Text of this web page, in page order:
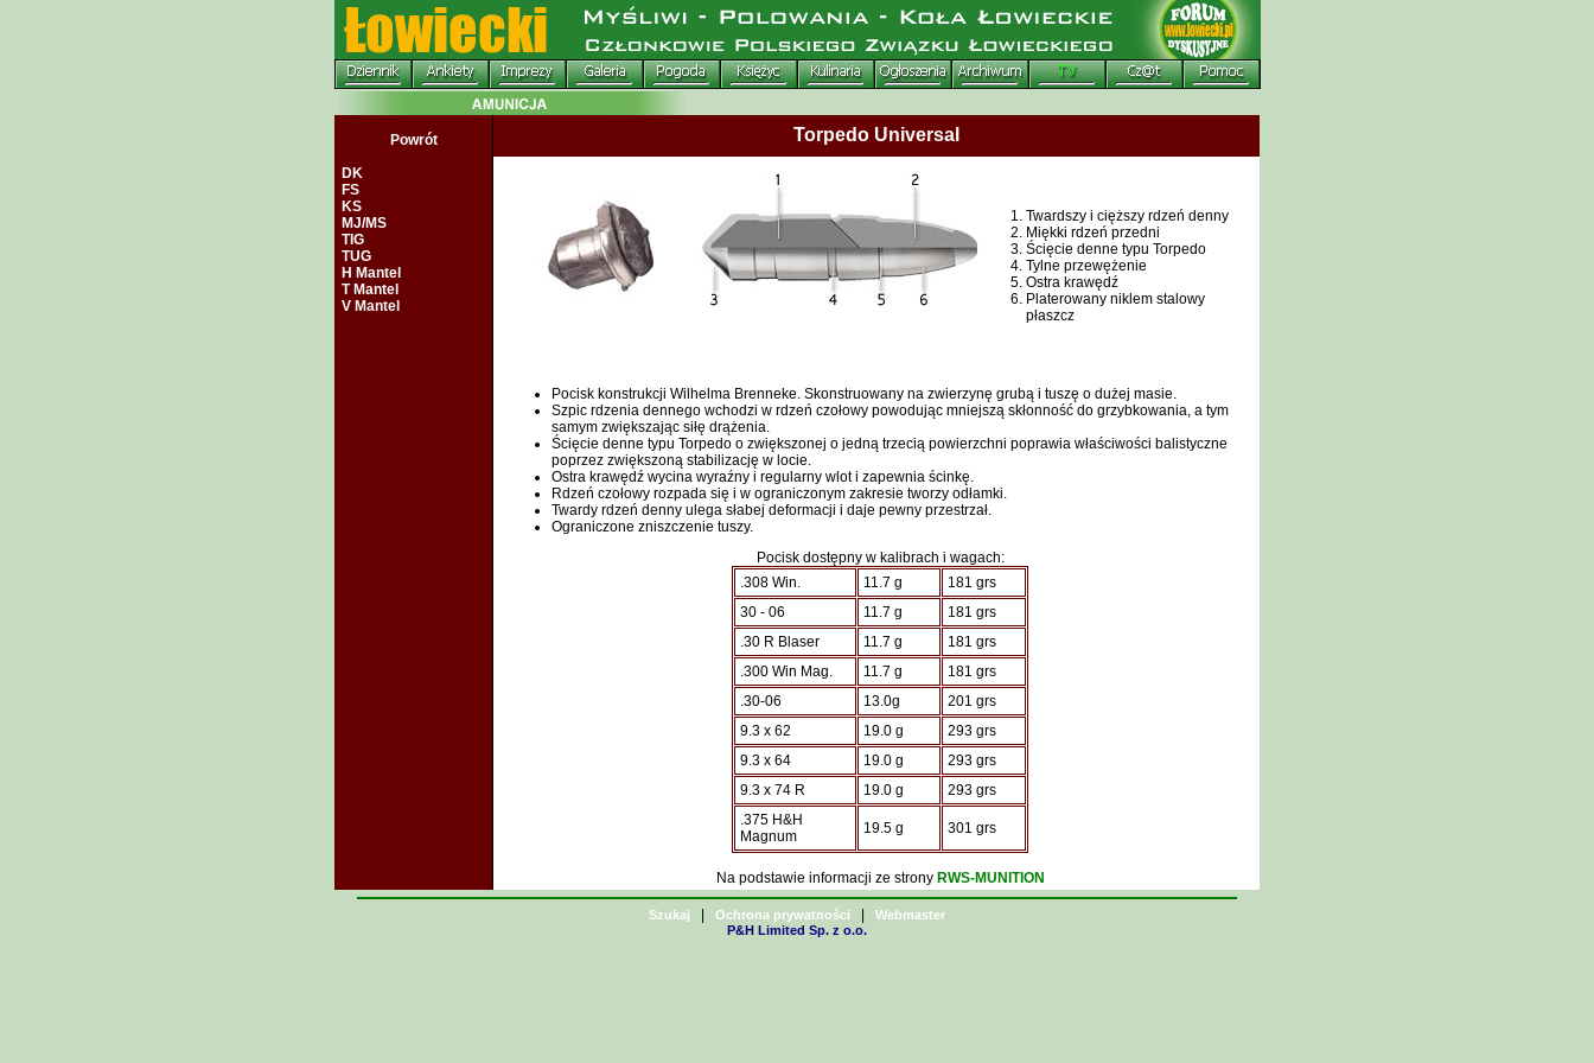
Powrót
DK
FS
KS
MJ/MS
TIG
TUG
H Mantel
T Mantel
V Mantel
Torpedo Universal
Twardszy i cięższy rdzeń denny
Miękki rdzeń przedni
Ścięcie denne typu Torpedo
Tylne przewężenie
Ostra krawędź
Platerowany niklem stalowy
płaszcz
Pocisk konstrukcji Wilhelma Brenneke. Skonstruowany na zwierzynę grubą i tuszę o dużej masie.
Szpic rdzenia dennego wchodzi w rdzeń czołowy powodując mniejszą skłonność do grzybkowania, a tym
samym zwiększając siłę drążenia.
Ścięcie denne typu Torpedo o zwiększonej o jedną trzecią powierzchni poprawia właściwości balistyczne
poprzez zwiększoną stabilizację w locie.
Ostra krawędź wycina wyraźny i regularny wlot i zapewnia ścinkę.
Rdzeń czołowy rozpada się i w ograniczonym zakresie tworzy odłamki.
Twardy rdzeń denny ulega słabej deformacji i daje pewny przestrzał.
Ograniczone zniszczenie tuszy.
Pocisk dostępny w kalibrach i wagach:
.308 Win.
11.7 g
181 grs
30 - 06
11.7 g
181 grs
.30 R Blaser
11.7 g
181 grs
.300 Win Mag.
11.7 g
181 grs
.30-06
13.0g
201 grs
9.3 x 62
19.0 g
293 grs
9.3 x 64
19.0 g
293 grs
9.3 x 74 R
19.0 g
293 grs
.375 H&H
Magnum
19.5 g 301 grs
Na podstawie informacji ze strony RWS-MUNITION
Szukaj Ochrona prywatności
Webmaster
P&H Limited Sp. z o.o.